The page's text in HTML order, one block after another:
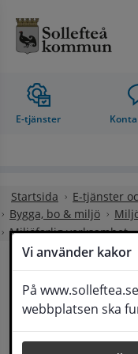
Vi använder kakor
På
webbplatsen ska
E-tjänster
Startsida
E-tjänster
Bygga, bo & miljö
Miljöfarlig verksamhet -
Miljöfarlig
- Anmälan